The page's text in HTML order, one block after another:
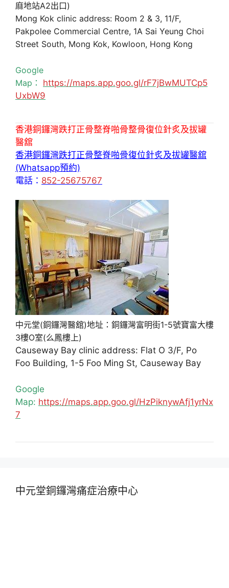
麻地站A2出口)
Mong Kok clinic address: Room 2 & 3, 11/F,
Pakpolee Commercial Centre, 1A Sai Yeung Choi
Street South, Mong Kok, Kowloon, Hong Kong
Google
Map： https://maps.app.goo.gl/rF7jBwMUTCp5
UxbW9
香港銅鑼灣跌打正骨整脊啪骨整骨復位針炙及拔罐
醫舘
香港銅鑼灣跌打正骨整脊啪骨復位針炙及拔罐醫舘
(Whatsapp預約)
電話： 852-25675767
中元堂(銅鑼灣醫舘)地址：銅鑼灣富明街1-5號寶富大樓
3樓O室(么鳳樓上)
Causeway Bay clinic address: Flat O 3/F, Po
Foo Building, 1-5 Foo Ming St, Causeway Bay
Google
Map: https://maps.app.goo.gl/HzPiknywAfj1yrNx
7
中元堂銅鑼灣痛症治療中心